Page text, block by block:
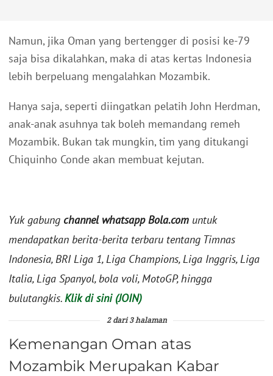
Namun, jika Oman yang bertengger di posisi ke-79
saja bisa dikalahkan, maka di atas kertas Indonesia
lebih berpeluang mengalahkan Mozambik.
Hanya saja, seperti diingatkan pelatih John Herdman,
anak-anak asuhnya tak boleh memandang remeh
Mozambik. Bukan tak mungkin, tim yang ditukangi
Chiquinho Conde akan membuat kejutan.
Yuk gabung channel whatsapp Bola.com untuk
mendapatkan berita-berita terbaru tentang Timnas
Indonesia, BRI Liga 1, Liga Champions, Liga Inggris, Liga
Italia, Liga Spanyol, bola voli, MotoGP, hingga
bulutangkis.Klik di sini (JOIN)
2 dari 3 halaman
Kemenangan Oman atas
Mozambik Merupakan Kabar